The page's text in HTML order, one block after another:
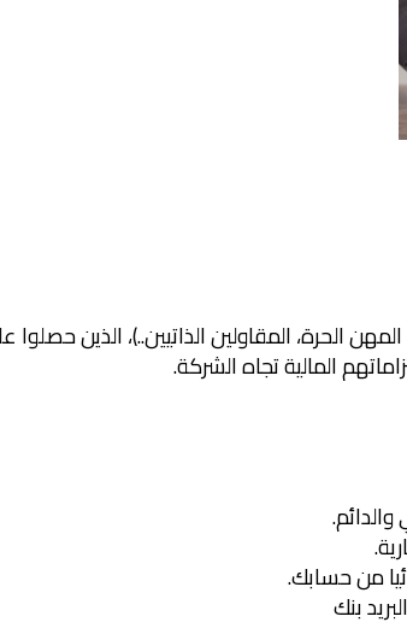
المهن الحرة، المقاولين الذاتيين..)، الذين
المالية تجاه الشركة.
من حسابك.
بنك